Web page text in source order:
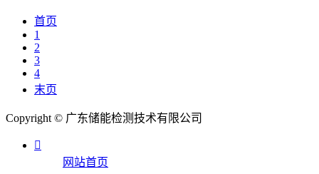
首页
1
2
3
4
末页
Copyright © 广东储能检测技术有限公司

网站首页